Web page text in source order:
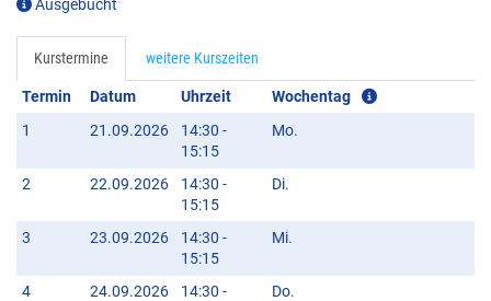
Ausgebucht
Kurstermine weitere Kurszeiten
Termin Datum Uhrzeit
Wochentag
1
21.09.2026
14:30 -
15:15
Mo.
2 22.09.2026
14:30 -
15:15
Di.
3 23.09.2026
14:30 -
15:15
Mi.
4 24.09.2026
14:30 -
Do.